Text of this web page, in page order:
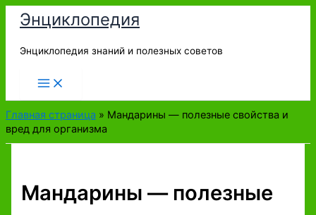
Перейти
содержимому
Энциклопедия
Энциклопедия знаний и полезных советов
Главная страница » Мандарины — полезные свойства и
вред для организма
Мандарины — полезные